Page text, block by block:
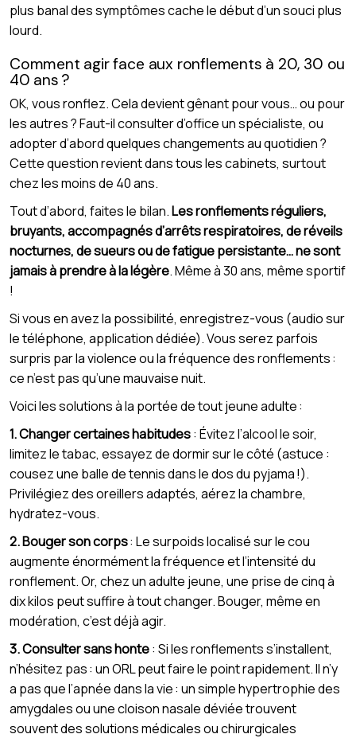
plus banal des symptômes cache le début d’un souci plus
lourd.
Comment agir face aux ronflements à 20, 30 ou
40 ans ?
OK, vous ronflez. Cela devient gênant pour vous… ou pour
les autres ? Faut-il consulter d’office un spécialiste, ou
adopter d’abord quelques changements au quotidien ?
Cette question revient dans tous les cabinets, surtout
chez les moins de 40 ans.
Tout d’abord, faites le bilan.Les ronflements réguliers,
bruyants, accompagnés d’arrêts respiratoires, de réveils
nocturnes, de sueurs ou de fatigue persistante… ne sont
jamais à prendre à la légère. Même à 30 ans, même sportif
!
Si vous en avez la possibilité, enregistrez-vous (audio sur
le téléphone, application dédiée). Vous serez parfois
surpris par la violence ou la fréquence des ronflements :
ce n’est pas qu’une mauvaise nuit.
Voici les solutions à la portée de tout jeune adulte :
1. Changer certaines habitudes: Évitez l’alcool le soir,
limitez le tabac, essayez de dormir sur le côté (astuce :
cousez une balle de tennis dans le dos du pyjama !).
Privilégiez des oreillers adaptés, aérez la chambre,
hydratez-vous.
2. Bouger son corps: Le surpoids localisé sur le cou
augmente énormément la fréquence et l’intensité du
ronflement. Or, chez un adulte jeune, une prise de cinq à
dix kilos peut suffire à tout changer. Bouger, même en
modération, c’est déjà agir.
3. Consulter sans honte: Si les ronflements s’installent,
n’hésitez pas : un ORL peut faire le point rapidement. Il n’y
a pas que l’apnée dans la vie : un simple hypertrophie des
amygdales ou une cloison nasale déviée trouvent
souvent des solutions médicales ou chirurgicales